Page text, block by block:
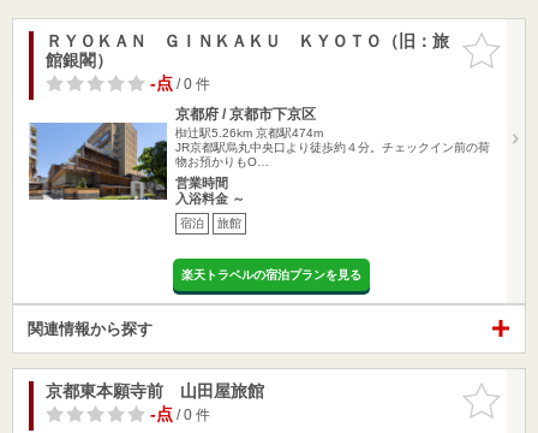
お気に入
りに追加
ＲＹＯＫＡＮ ＧＩＮＫＡＫＵ ＫＹＯＴＯ（旧：旅
館銀閣）
-点/ 0 件
京都府 / 京都市下京区
椥辻駅5.26km 京都駅474m
JR京都駅烏丸中央口より徒歩約４分。チェックイン前の荷
物お預かりもO…
営業時間
入浴料金 ～
宿泊 旅館
楽天トラベルの宿泊プランを見る
関連情報から探す
お気に入
りに追加
京都東本願寺前 山田屋旅館
-点/ 0 件